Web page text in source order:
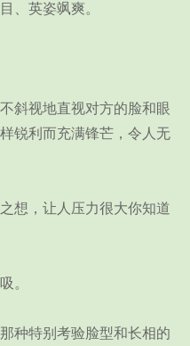
、英姿飒爽。
视地直视对方的脸和眼
锐利而充满锋芒，令人无
，让人压力很大你知道
。
特别考验脸型和长相的